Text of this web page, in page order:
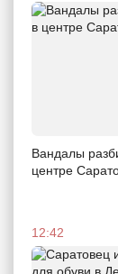
Вандалы
центре
12:42